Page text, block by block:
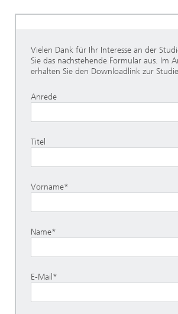
Vielen Dank für Ihr Interesse an der
Sie das nachstehende Formular aus. Im
erhalten Sie den Downloadlink zur
Anrede
Titel
Vorname*
Name*
E-Mail*